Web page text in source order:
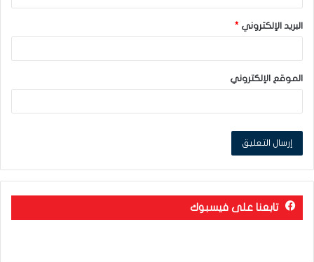
البريد الإلكتروني *
الموقع الإلكتروني
تابعنا على فيسبوك